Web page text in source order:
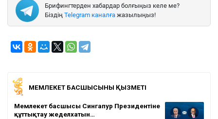
Брифингтерден хабардар болғыңыз келе ме?
Біздің Telegram каналға жазылыңыз!
МЕМЛЕКЕТ БАСШЫСЫНЫҢ ҚЫЗМЕТІ
Мемлекет басшысы Сингапур Президентіне
құттықтау жеделхатын…